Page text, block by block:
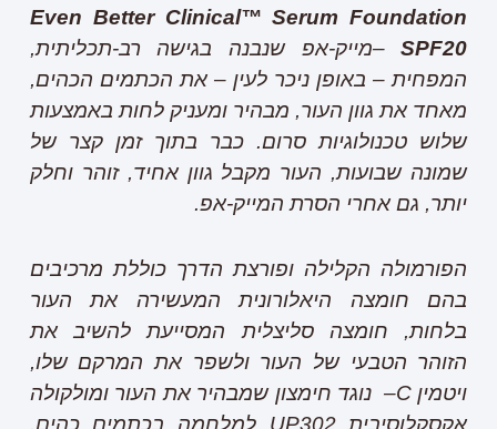
Even Better Clinical™ Serum Foundation
SPF20
–מייק-אפ שנבנה בגישה רב-תכליתית,
המפחית – באופן ניכר לעין – את הכתמים הכהים,
מאחד את גוון העור, מבהיר ומעניק לחות באמצעות
שלוש טכנולוגיות סרום. כבר בתוך זמן קצר של
שמונה שבועות, העור מקבל גוון אחיד, זוהר וחלק
יותר, גם אחרי הסרת המייק-אפ.
הפורמולה הקלילה ופורצת הדרך כוללת מרכיבים
בהם חומצה היאלורונית המעשירה את העור
בלחות, חומצה סליצלית המסייעת להשיב את
הזוהר הטבעי של העור ולשפר את המרקם שלו,
ויטמיןC– נוגד חימצון שמבהיר את העור ומולקולה
אקסקלוסיביתUP302 למלחמה בכתמים כהים.